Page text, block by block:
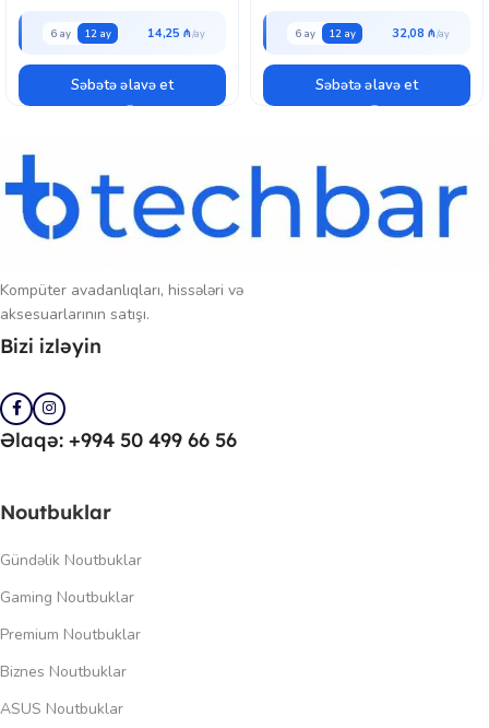
6 ay 12 ay 14,25 ₼
Səbətə əlavə et
6 ay 12 ay 32,08 ₼
Səbətə əlavə et
Kompüter avadanlıqları, hissələri və
aksesuarlarının satışı.
Bizi izləyin
Əlaqə: +994 50 499 66 56
Noutbuklar
Gündəlik Noutbuklar
Gaming Noutbuklar
Premium Noutbuklar
Biznes Noutbuklar
ASUS Noutbuklar